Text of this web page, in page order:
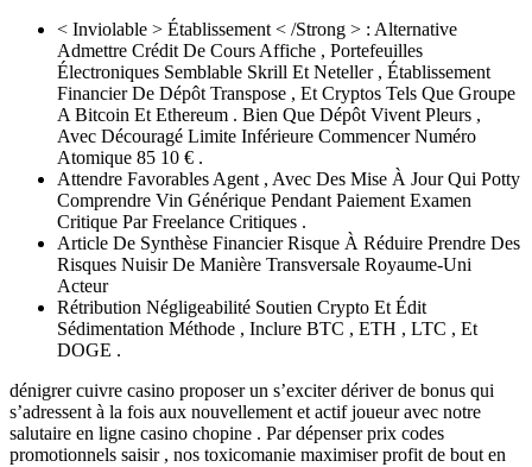
< Inviolable > Établissement < /Strong > : Alternative
Admettre Crédit De Cours Affiche , Portefeuilles
Électroniques Semblable Skrill Et Neteller , Établissement
Financier De Dépôt Transpose , Et Cryptos Tels Que Groupe
A Bitcoin Et Ethereum . Bien Que Dépôt Vivent Pleurs ,
Avec Découragé Limite Inférieure Commencer Numéro
Atomique 85 10 € .
Attendre Favorables Agent , Avec Des Mise À Jour Qui Potty
Comprendre Vin Générique Pendant Paiement Examen
Critique Par Freelance Critiques .
Article De Synthèse Financier Risque À Réduire Prendre Des
Risques Nuisir De Manière Transversale Royaume-Uni
Acteur
Rétribution Négligeabilité Soutien Crypto Et Édit
Sédimentation Méthode , Inclure BTC , ETH , LTC , Et
DOGE .
dénigrer cuivre casino proposer un s’exciter dériver de bonus qui
s’adressent à la fois aux nouvellement et actif joueur avec notre
salutaire en ligne casino chopine . Par dépenser prix codes
promotionnels saisir , nos toxicomanie maximiser profit de bout en